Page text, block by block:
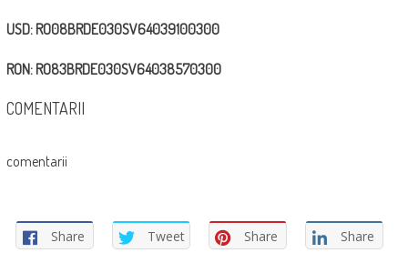
USD: RO08BRDE030SV64039100300
RON: RO83BRDE030SV64038570300
COMENTARII
comentarii
Share Tweet Share Share